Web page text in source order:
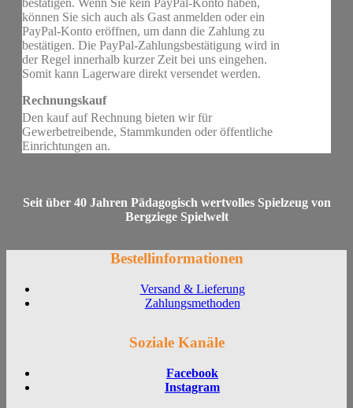
bestätigen. Wenn Sie kein PayPal-Konto haben,
können Sie sich auch als Gast anmelden oder ein
PayPal-Konto eröffnen, um dann die Zahlung zu
bestätigen. Die PayPal-Zahlungsbestätigung wird in
der Regel innerhalb kurzer Zeit bei uns eingehen.
Somit kann Lagerware direkt versendet werden.
Rechnungskauf
Den kauf auf Rechnung bieten wir für
Gewerbetreibende, Stammkunden oder öffentliche
Einrichtungen an.
Seit über 40 Jahren Pädagogisch wertvolles Spielzeug von
Bergziege Spielwelt
Bestellinformationen
Versand & Lieferung
Zahlungsmethoden
Soziale Kanäle
Facebook
Instagram